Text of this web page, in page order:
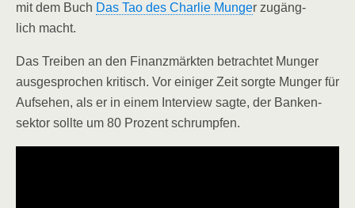
mit dem Buch Das Tao des Char­lie Mun­ger zugäng­
lich macht.
Das Trei­ben an den Finanz­märk­ten betrach­tet Mun­ger
aus­ge­spro­chen kri­tisch. Vor eini­ger Zeit sorg­te Mun­ger für
Auf­se­hen, als er in einem Inter­view sag­te, der Ban­ken­
sek­tor soll­te um 80 Pro­zent schrumpfen.